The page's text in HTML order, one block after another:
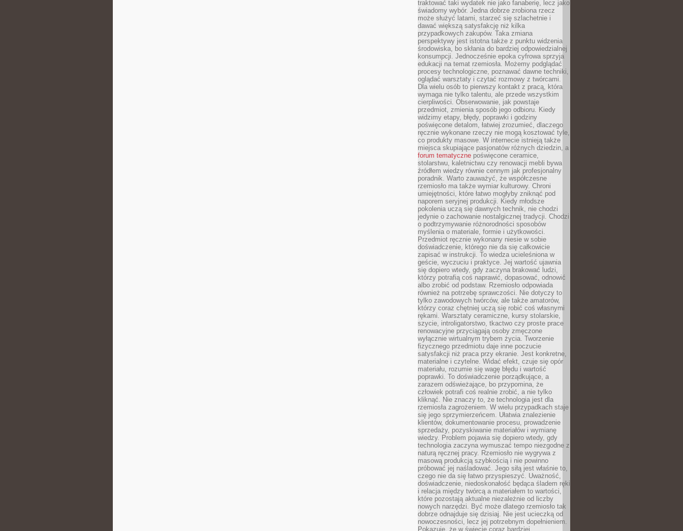
traktować taki wydatek nie jako fanaberię, lecz jako
świadomy wybór. Jedna dobrze zrobiona rzecz
może służyć latami, starzeć się szlachetnie i
dawać większą satysfakcję niż kilka
przypadkowych zakupów. Taka zmiana
perspektywy jest istotna także z punktu widzenia
środowiska, bo skłania do bardziej odpowiedzialnej
konsumpcji. Jednocześnie epoka cyfrowa sprzyja
edukacji na temat rzemiosła. Możemy podglądać
procesy technologiczne, poznawać dawne techniki,
oglądać warsztaty i czytać rozmowy z twórcami.
Dla wielu osób to pierwszy kontakt z pracą, która
wymaga nie tylko talentu, ale przede wszystkim
cierpliwości. Obserwowanie, jak powstaje
przedmiot, zmienia sposób jego odbioru. Kiedy
widzimy etapy, błędy, poprawki i godziny
poświęcone detalom, łatwiej zrozumieć, dlaczego
ręcznie wykonane rzeczy nie mogą kosztować tyle,
co produkty masowe. W internecie istnieją także
miejsca skupiające pasjonatów różnych dziedzin, a
forum tematyczne poświęcone ceramice,
stolarstwu, kaletnictwu czy renowacji mebli bywa
źródłem wiedzy równie cennym jak profesjonalny
poradnik. Warto zauważyć, że współczesne
rzemiosło ma także wymiar kulturowy. Chroni
umiejętności, które łatwo mogłyby zniknąć pod
naporem seryjnej produkcji. Kiedy młodsze
pokolenia uczą się dawnych technik, nie chodzi
jedynie o zachowanie nostalgicznej tradycji. Chodzi
o podtrzymywanie różnorodności sposobów
myślenia o materiale, formie i użytkowości.
Przedmiot ręcznie wykonany niesie w sobie
doświadczenie, którego nie da się całkowicie
zapisać w instrukcji. To wiedza ucieleśniona w
geście, wyczuciu i praktyce. Jej wartość ujawnia
się dopiero wtedy, gdy zaczyna brakować ludzi,
którzy potrafią coś naprawić, dopasować, odnowić
albo zrobić od podstaw. Rzemiosło odpowiada
również na potrzebę sprawczości. Nie dotyczy to
tylko zawodowych twórców, ale także amatorów,
którzy coraz chętniej uczą się robić coś własnymi
rękami. Warsztaty ceramiczne, kursy stolarskie,
szycie, introligatorstwo, tkactwo czy proste prace
renowacyjne przyciągają osoby zmęczone
wyłącznie wirtualnym trybem życia. Tworzenie
fizycznego przedmiotu daje inne poczucie
satysfakcji niż praca przy ekranie. Jest konkretne,
materialne i czytelne. Widać efekt, czuje się opór
materiału, rozumie się wagę błędu i wartość
poprawki. To doświadczenie porządkujące, a
zarazem odświeżające, bo przypomina, że
człowiek potrafi coś realnie zrobić, a nie tylko
kliknąć. Nie znaczy to, że technologia jest dla
rzemiosła zagrożeniem. W wielu przypadkach staje
się jego sprzymierzeńcem. Ułatwia znalezienie
klientów, dokumentowanie procesu, prowadzenie
sprzedaży, pozyskiwanie materiałów i wymianę
wiedzy. Problem pojawia się dopiero wtedy, gdy
technologia zaczyna wymuszać tempo niezgodne z
naturą ręcznej pracy. Rzemiosło nie wygrywa z
masową produkcją szybkością i nie powinno
próbować jej naśladować. Jego siłą jest właśnie to,
czego nie da się łatwo przyspieszyć. Uważność,
doświadczenie, niedoskonałość będąca śladem ręki
i relacja między twórcą a materiałem to wartości,
które pozostają aktualne niezależnie od liczby
nowych narzędzi. Być może dlatego rzemiosło tak
dobrze odnajduje się dzisiaj. Nie jest ucieczką od
nowoczesności, lecz jej potrzebnym dopełnieniem.
Pokazuje, że w świecie coraz bardziej